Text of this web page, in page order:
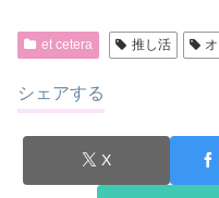
et cetera 推し活
シェアする
X